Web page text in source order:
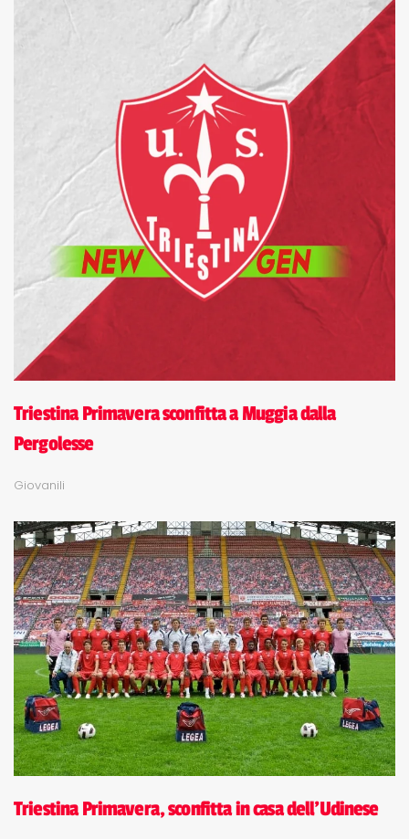
Triestina Primavera sconfitta a Muggia dalla
Pergolesse
Giovanili
Triestina Primavera, sconfitta in casa dell'Udinese